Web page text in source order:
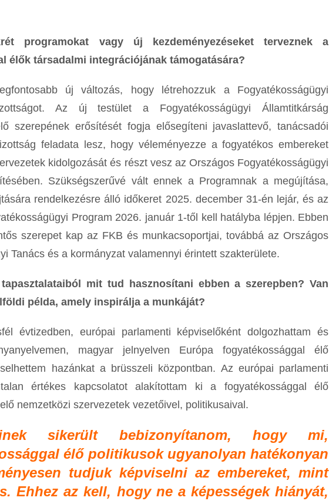
programokat vagy új kezdeményezéseket terveznek a
élők társadalmi integrációjának támogatására?
új változás, hogy létrehozzuk a Fogyatékosságügyi
Az új testület a Fogyatékosságügyi Államtitkárság
szerepének erősítését fogja elősegíteni javaslattevő, tanácsadói
feladata lesz, hogy véleményezze a fogyatékos embereket
kidolgozását és részt vesz az Országos Fogyatékosságügyi
Szükségszerűvé vált ennek a Programnak a megújítása,
rendelkezésre álló időkeret 2025. december 31-én lejár, és az
Program 2026. január 1-től kell hatályba lépjen. Ebben
szerepet kap az FKB és munkacsoportjai, továbbá az Országos
Tanács és a kormányzat valamennyi érintett szakterülete.
mit tud hasznosítani ebben a szerepben? Van
példa, amely inspirálja a munkáját?
évtizedben, európai parlamenti képviselőként dolgozhattam és
magyar jelnyelven Európa fogyatékossággal élő
hazánkat a brüsszeli központban. Az európai parlamenti
értékes kapcsolatot alakítottam ki a fogyatékossággal élő
nemzetközi szervezetek vezetőivel, politikusaival.
sikerült bebizonyítanom, hogy mi,
élő politikusok ugyanolyan hatékonyan
tudjuk képviselni az embereket, mint
Ehhez az kell, hogy ne a képességek hiányát,